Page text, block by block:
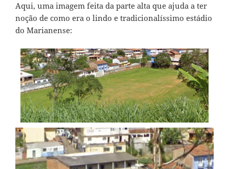
Aqui, uma imagem feita da parte alta que ajuda a ter
noção de como era o lindo e tradicionalíssimo estádio
do Marianense: